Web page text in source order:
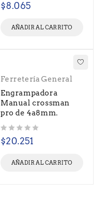
$8.065
AÑADIR AL CARRITO
Ferretería General
Engrampadora
Manual crossman
pro de 4a8mm.
$20.251
AÑADIR AL CARRITO